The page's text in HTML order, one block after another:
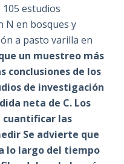
estudios
N en bosques y
a pasto varilla en
un muestreo más
conclusiones de los
de investigación
neta de C. Los
cuantificar las
Se advierte que
lo largo del tiempo